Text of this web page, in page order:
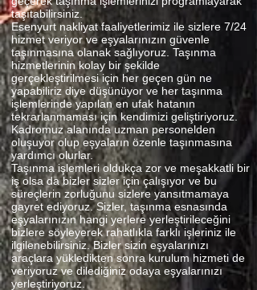
taşıtabilirsiniz.
Esenyurt nakliyat faaliyetlerimiz ile sizlere 7/24
hizmet veriyor ve eşyalarınızın güvenle
taşınmasına olanak sağlıyoruz. Taşınma
hizmetlerinin kolay bir şekilde
gerçekleştirilmesi için her geçen gün ne
yapabiliriz diye düşünüyor ve her taşınma
işlemlerinde yapılan en ufak hatanın
tekrarlanmaması için kendimizi geliştiriyoruz.
Kadromuz alanında uzman personelden
oluşuyor olup eşyaların özenle taşınmasına
yardımcı olurlar.
Taşınma işlemleri oldukça zor ve meşakkatli bir
iş olsa da bizler sizler için çalışıyor ve bu
süreçlerin zorluğunu sizlere yansıtmamaya
gayret ediyoruz. Sizler, taşınma esnasında
eşyalarınızın hangi yerlere yerleştirileceğini
bizlere söyleyerek rahatlıkla farklı işleriniz ile
ilgilenebilirsiniz. Bizler sizin eşyalarınızı
araçlara yükledikten sonra kurulum hizmeti de
veriyoruz ve dilediğiniz odaya eşyalarınızı
yerleştiriyoruz.